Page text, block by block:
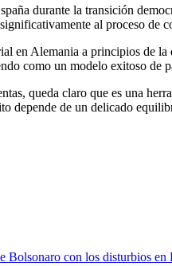
durante la transición
al proceso de
en Alemania a principios de
como un modelo exitoso de
queda claro que es una
depende de un delicado
Bolsonaro con los disturbios